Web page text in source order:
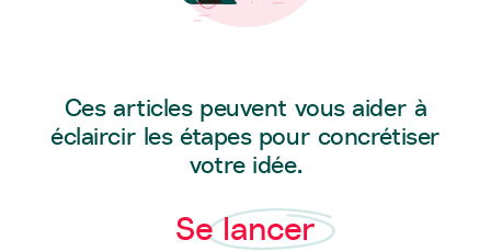
Ces articles peuvent vous aider à
éclaircir les étapes pour concrétiser
votre idée.
Se lancer